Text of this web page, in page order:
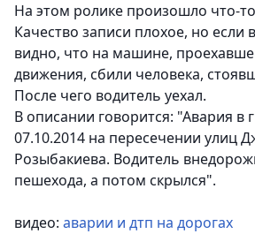
На этом ролике произошло что-
Качество записи плохое, но если
видно, что на машине,
движения, сбили человека,
После чего водитель уехал.
В описании говорится: "Авария в
07.10.2014 на пересечении улиц
Розыбакиева. Водитель
пешехода, а потом скрылся".
видео: аварии и дтп на дорогах